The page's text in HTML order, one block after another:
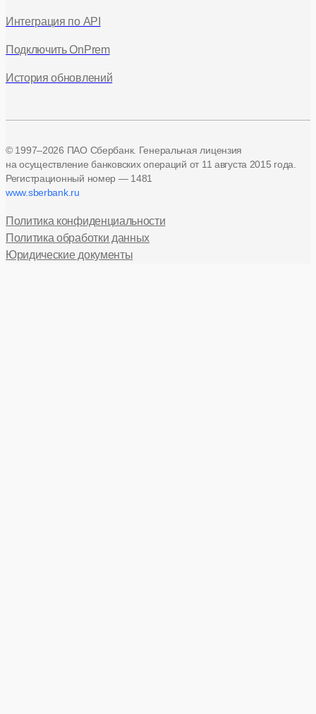
Интеграция по API
Подключить OnPrem
История обновлений
© 1997–2026 ПАО Сбербанк. Генеральная лицензия
на осуществление банковских операций от 11 августа 2015 года.
Регистрационный номер — 1481
www.sberbank.ru
Политика конфиденциальности
Политика обработки данных
Юридические документы